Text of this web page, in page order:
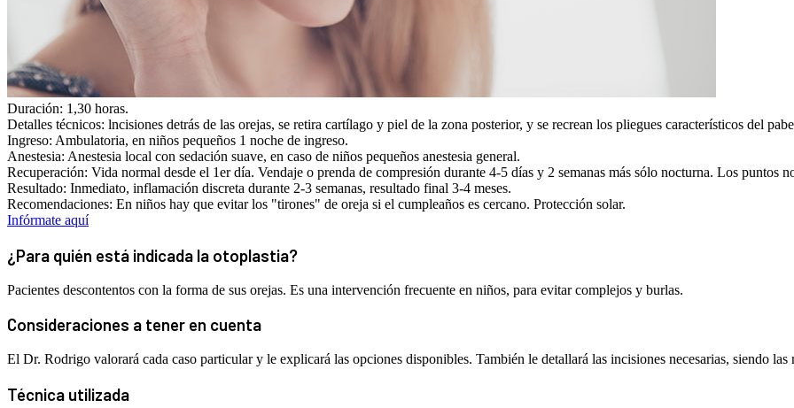
Duración: 1,30 horas.
Detalles técnicos: lncisiones detrás de las orejas, se retira cartílago y piel de la zona posterior, y se recrean los pliegues característicos del
Ingreso: Ambulatoria, en niños pequeños 1 noche de ingreso.
Anestesia: Anestesia local con sedación suave, en caso de niños pequeños anestesia general.
Recuperación: Vida normal desde el 1er día. Vendaje o prenda de compresión durante 4-5 días y 2 semanas más sólo nocturna. Los puntos
Resultado: Inmediato, inflamación discreta durante 2-3 semanas, resultado final 3-4 meses.
Recomendaciones: En niños hay que evitar los "tirones" de oreja si el cumpleaños es cercano. Protección solar.
Infórmate aquí
¿Para quién está indicada la otoplastia?
Pacientes descontentos con la forma de sus orejas. Es una intervención frecuente en niños, para evitar complejos y burlas.
Consideraciones a tener en cuenta
El Dr. Rodrigo valorará cada caso particular y le explicará las opciones disponibles. También le detallará las incisiones necesarias, siendo las
Técnica utilizada